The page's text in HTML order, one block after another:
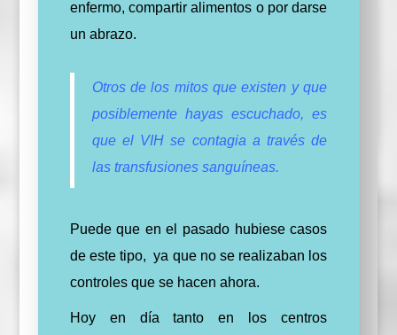
enfermo, compartir alimentos o por darse
un abrazo.
Otros de los mitos que existen y que
posiblemente hayas escuchado, es
que el VIH se contagia a través de
las transfusiones sanguíneas.
Puede que en el pasado hubiese casos
de este tipo, ya que no se realizaban los
controles que se hacen ahora.
Hoy en día tanto en los centros